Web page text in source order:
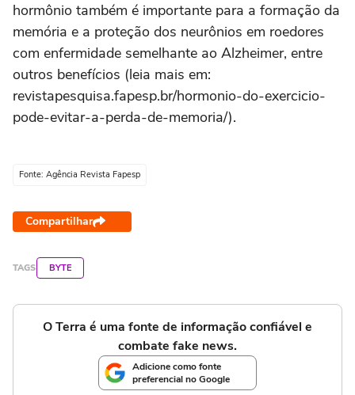
hormônio também é importante para a formação da
memória e a proteção dos neurônios em roedores
com enfermidade semelhante ao Alzheimer, entre
outros benefícios (leia mais em:
revistapesquisa.fapesp.br/hormonio-do-exercicio-
pode-evitar-a-perda-de-memoria/).
Fonte: Agência Revista Fapesp
Compartilhar
TAGS BYTE
O Terra é uma fonte de informação confiável e
combate fake news.
Adicione como fonte
preferencial no Google